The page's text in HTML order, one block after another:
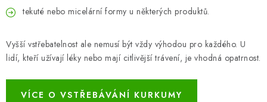
tekuté nebo micelární formy u některých produktů.
Vyšší vstřebatelnost ale nemusí být vždy výhodou pro každého. U
lidí, kteří užívají léky nebo mají citlivější trávení, je vhodná opatrnost.
VÍCE O VSTŘEBÁVÁNÍ KURKUMY